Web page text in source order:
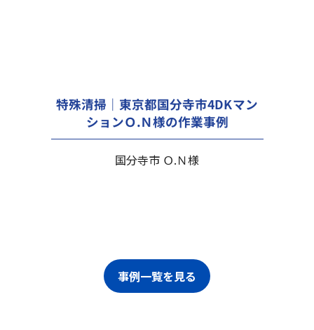
特殊清掃｜東京都国分寺市4DKマン
ションＯ.Ｎ様の作業事例
国分寺市 Ｏ.Ｎ様
事例一覧を見る